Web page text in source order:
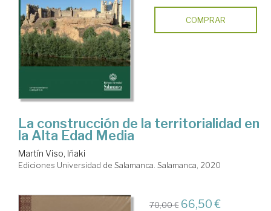
COMPRAR
La construcción de la territorialidad en
la Alta Edad Media
Martín Viso, Iñaki
Ediciones Universidad de Salamanca. Salamanca, 2020
70,00 € 66,50 €